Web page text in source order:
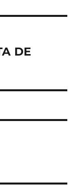
DE